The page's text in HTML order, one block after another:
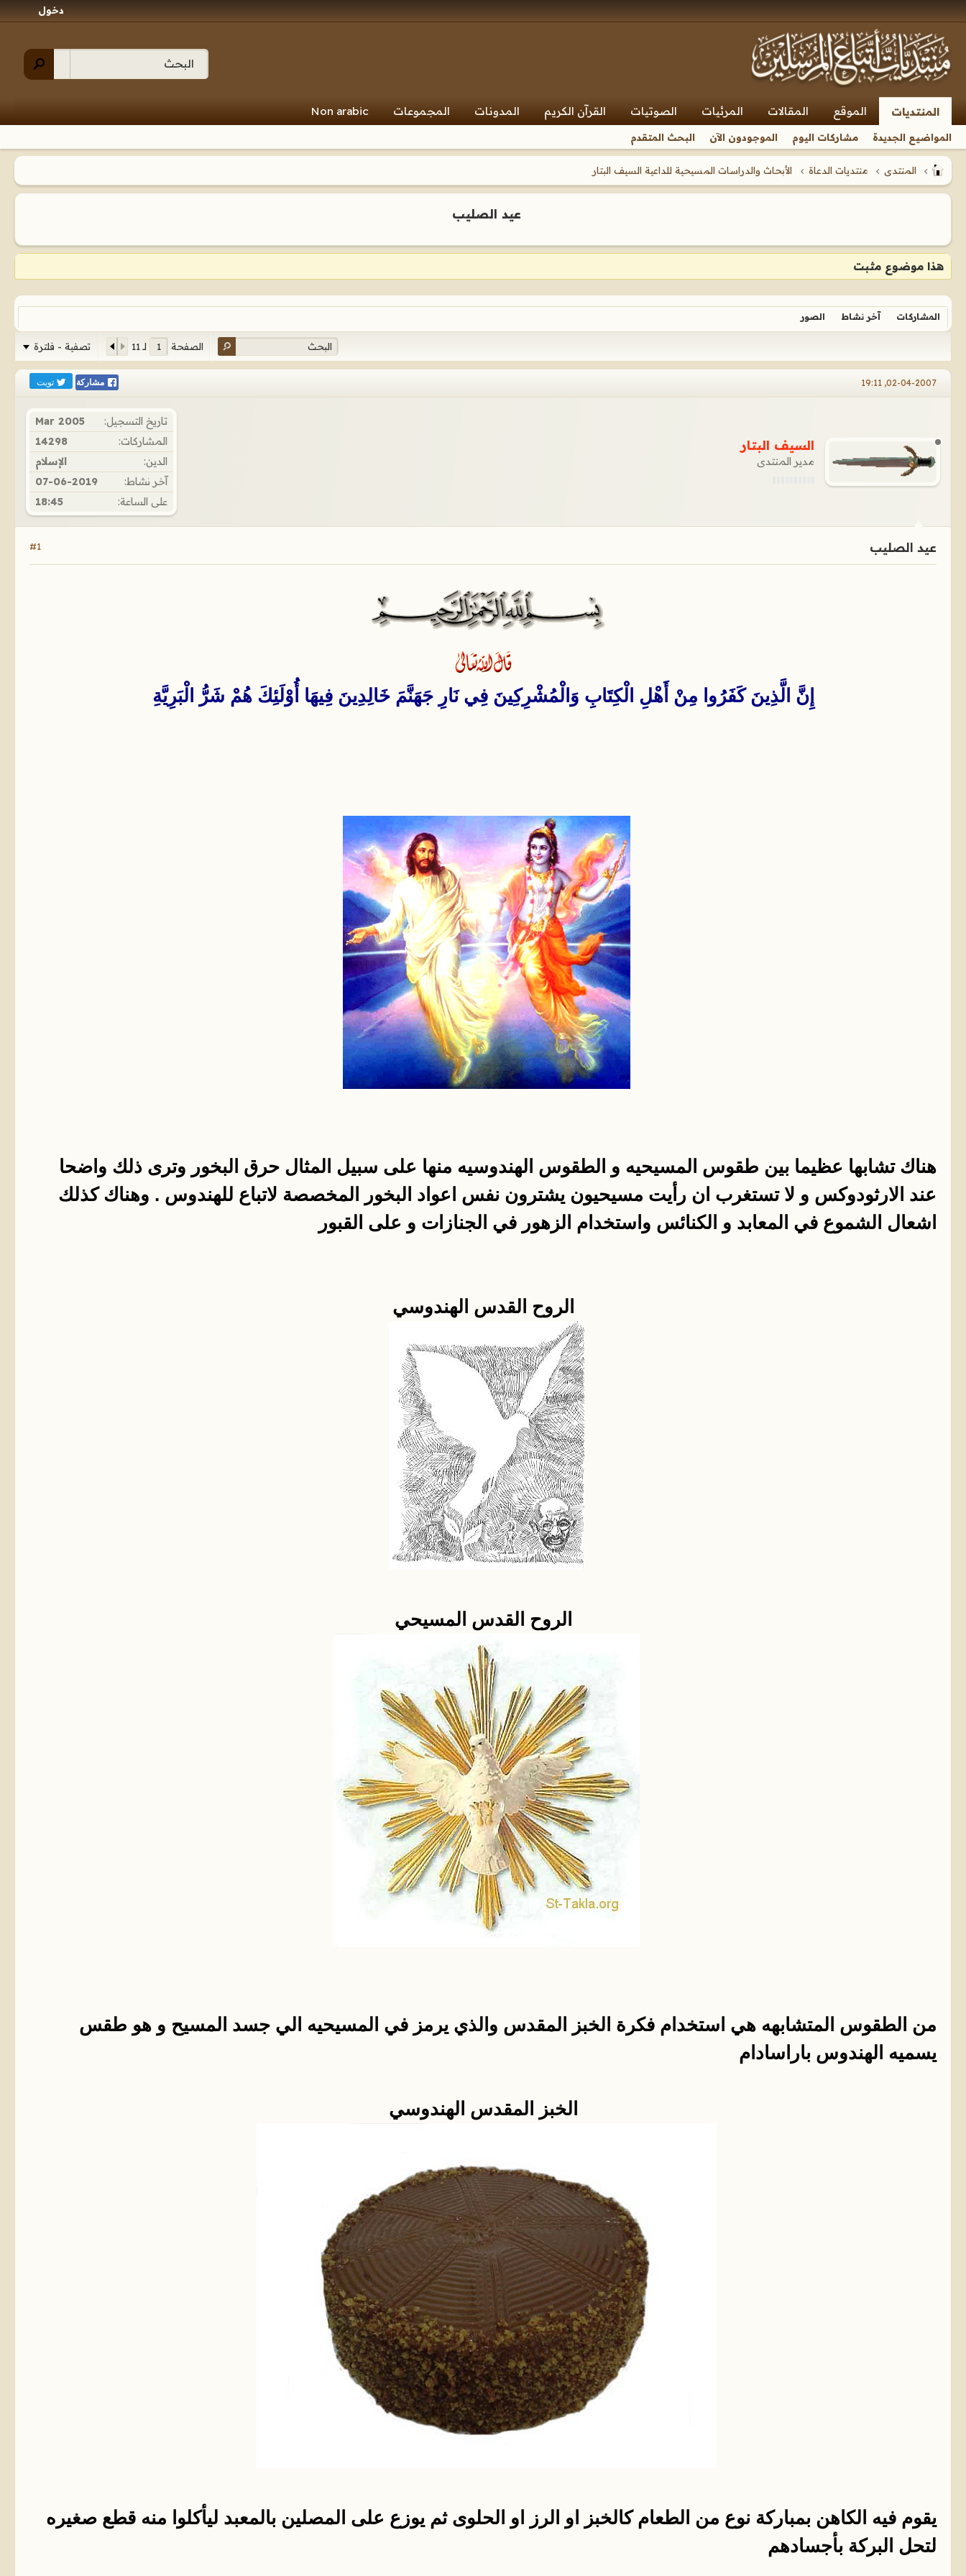
دخول
المنتديات الموقع المقالات المرئيات الصوتيات القرآن الكريم المدونات المجموعات Non arabic
المواضيع الجديدة مشاركات اليوم الموجودون الآن البحث المتقدم
المنتدى منتديات الدعاة الأبحاث والدراسات المسيحية للداعية السيف البتار
عيد الصليب
هذا موضوع مثبت
المشاركات آخر نشاط الصور
الصفحة لـ11 تصفية - فلترة
02-04-2007, 19:11 مشاركة تويت
السيف البتار
مدير المنتدى
تاريخ التسجيل:
Mar 2005
المشاركات:
14298
الدين:
الإسلام
آخر نشاط:
07-06-2019
على الساعة:
18:45
#1 عيد الصليب
إِنَّ الَّذِينَ كَفَرُوا مِنْ أَهْلِ الْكِتَابِ وَالْمُشْرِكِينَ فِي نَارِ جَهَنَّمَ خَالِدِينَ فِيهَا أُوْلَئِكَ هُمْ شَرُّ الْبَرِيَّةِ
هناك تشابها عظيما بين طقوس المسيحيه و الطقوس الهندوسيه منها على سبيل المثال حرق البخور وترى ذلك واضحا
عند الارثودوكس و لا تستغرب ان رأيت مسيحيون يشترون نفس اعواد البخور المخصصة لاتباع للهندوس . وهناك كذلك
اشعال الشموع في المعابد و الكنائس واستخدام الزهور في الجنازات و على القبور
الروح القدس الهندوسي
الروح القدس المسيحي
من الطقوس المتشابهه هي استخدام فكرة الخبز المقدس والذي يرمز في المسيحيه الي جسد المسيح و هو طقس
يسميه الهندوس باراسادام
الخبز المقدس الهندوسي
يقوم فيه الكاهن بمباركة نوع من الطعام كالخبز او الرز او الحلوى ثم يوزع على المصلين بالمعبد ليأكلوا منه قطع صغيره
لتحل البركة بأجسادهم